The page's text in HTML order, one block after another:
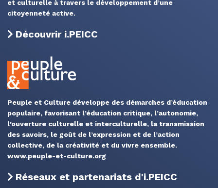
et culturelle à travers le développement d’une
citoyenneté active.
Découvrir i.PEICC
Peuple et Culture développe des démarches d’éducation
populaire, favorisant l’éducation critique, l’autonomie,
l’ouverture culturelle et interculturelle, la transmission
des savoirs, le goût de l’expression et de l’action
collective, de la créativité et du vivre ensemble.
www.peuple-et-culture.org
Réseaux et partenariats d'i.PEICC